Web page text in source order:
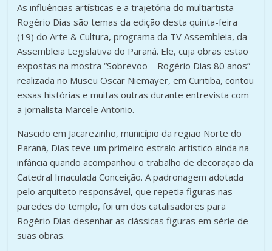
As influências artísticas e a trajetória do multiartista
Rogério Dias são temas da edição desta quinta-feira
(19) do Arte & Cultura, programa da TV Assembleia, da
Assembleia Legislativa do Paraná. Ele, cuja obras estão
expostas na mostra “Sobrevoo – Rogério Dias 80 anos”
realizada no Museu Oscar Niemayer, em Curitiba, contou
essas histórias e muitas outras durante entrevista com
a jornalista Marcele Antonio.
Nascido em Jacarezinho, município da região Norte do
Paraná, Dias teve um primeiro estralo artístico ainda na
infância quando acompanhou o trabalho de decoração da
Catedral Imaculada Conceição. A padronagem adotada
pelo arquiteto responsável, que repetia figuras nas
paredes do templo, foi um dos catalisadores para
Rogério Dias desenhar as clássicas figuras em série de
suas obras.